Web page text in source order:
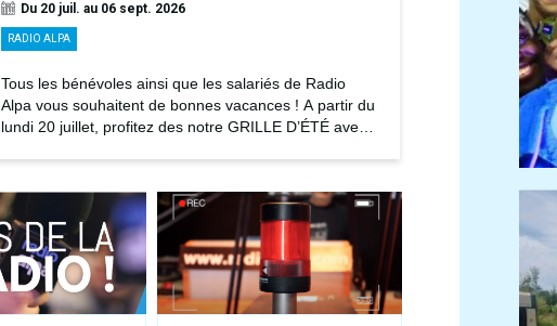
Du 20 juil. au 06 sept. 2026
RADIO ALPA
Tous les bénévoles ainsi que les salariés de Radio
Alpa vous souhaitent de bonnes vacances ! A partir du
lundi 20 juillet, profitez des notre GRILLE D’ÉTÉ avec